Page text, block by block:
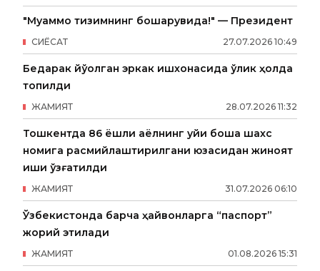
"Муаммо тизимнинг бошқарувида!" — Президент
27.07.2026 10:49
СИËСАТ
Бедарак йўқолган эркак ишхонасида ўлик ҳолда
топилди
28.07.2026 11:32
ЖАМИЯТ
Тошкентда 86 ёшли аёлнинг уйи бошқа шахс
номига расмийлаштирилгани юзасидан жиноят
иши қўзғатилди
31.07.2026 06:10
ЖАМИЯТ
Ўзбекистонда барча ҳайвонларга “паспорт”
жорий этилади
01.08.2026 15:31
ЖАМИЯТ